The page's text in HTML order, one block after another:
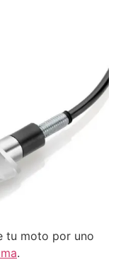
tu moto por uno
.